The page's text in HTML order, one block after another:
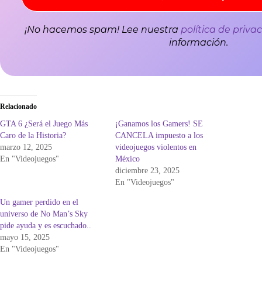
¡No hacemos spam! Lee nuestra política de
información.
Relacionado
GTA 6 ¿Será el Juego Más
Caro de la Historia?
marzo 12, 2025
En "Videojuegos"
¡Ganamos los Gamers! SE
CANCELA impuesto a los
videojuegos violentos en
México
diciembre 23, 2025
En "Videojuegos"
Un gamer perdido en el
universo de No Man’s Sky
pide ayuda y es escuchado..
mayo 15, 2025
En "Videojuegos"